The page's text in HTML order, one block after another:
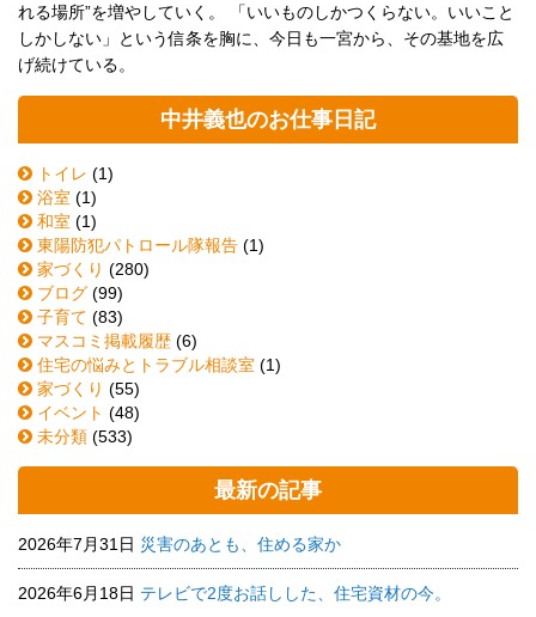
れる場所”を増やしていく。 「いいものしかつくらない。いいこと
しかしない」という信条を胸に、今日も一宮から、その基地を広
げ続けている。
中井義也のお仕事日記
トイレ (1)
浴室 (1)
和室 (1)
東陽防犯パトロール隊報告 (1)
家づくり (280)
ブログ (99)
子育て (83)
マスコミ掲載履歴 (6)
住宅の悩みとトラブル相談室 (1)
家づくり (55)
イベント (48)
未分類 (533)
最新の記事
2026年7月31日 災害のあとも、住める家か
2026年6月18日 テレビで2度お話しした、住宅資材の今。